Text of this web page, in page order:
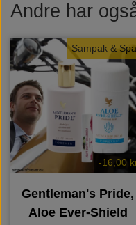
Andre har
Sampak &
-16,00
Gentleman's Pride,
Aloe Ever-Shield